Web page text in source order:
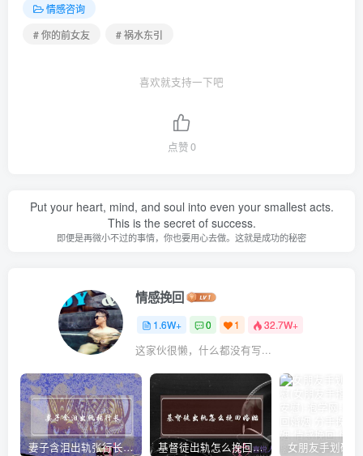
情感咨询
# 你的前女友
# 祸水东引
喜欢就支持一下吧
点赞0
Put your heart, mind, and soul into even your smallest acts.
This is the secret of success.
即便是再微小不过的事情，你也要用心去做。这就是成功的秘密
情感挽回
1.6W+ 0 1 32.7W+
这家伙很懒，什么都没有写...
妻子含泪出轨张行长 她说全都是因为家中 基督徒出轨怎么挽回婚姻(基督徒面对出轨婚姻)